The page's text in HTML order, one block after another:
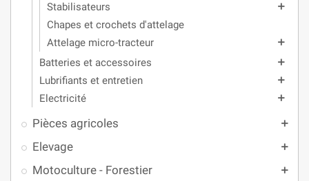
Stabilisateurs add
Chapes et crochets d'attelage
Attelage micro-tracteur
add
Batteries et accessoires add
Lubrifiants et entretien add
Electricité add
Pièces agricoles add
Elevage add
Motoculture - Forestier add